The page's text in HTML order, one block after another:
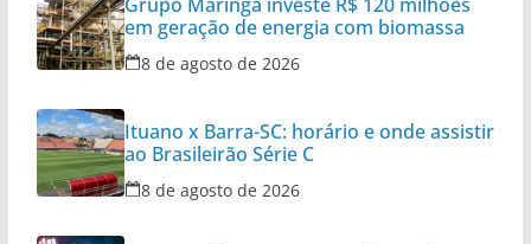
Grupo Maringá investe R$ 120 milhões
em geração de energia com biomassa
8 de agosto de 2026
Ituano x Barra-SC: horário e onde assistir
ao Brasileirão Série C
8 de agosto de 2026